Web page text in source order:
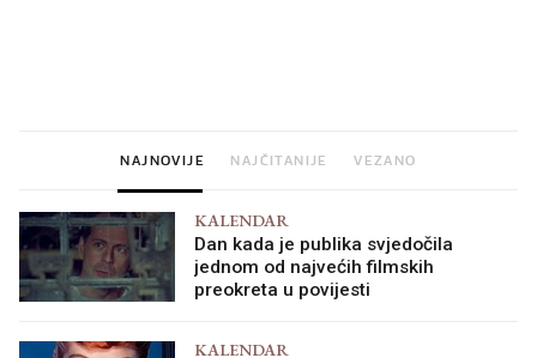
NAJNOVIJE NAJČITANIJE VEZANO
KALENDAR
Dan kada je publika svjedočila
jednom od najvećih filmskih
preokreta u povijesti
KALENDAR